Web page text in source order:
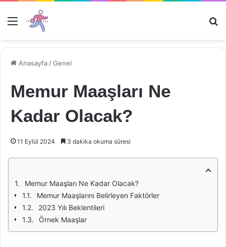
Menü
Anasayfa /Genel
Memur Maaşları Ne
Kadar Olacak?
11 Eylül 2024 3 dakika okuma süresi
Memur Maaşları Ne Kadar Olacak?
Memur Maaşlarını Belirleyen Faktörler
2023 Yılı Beklentileri
Örnek Maaşlar